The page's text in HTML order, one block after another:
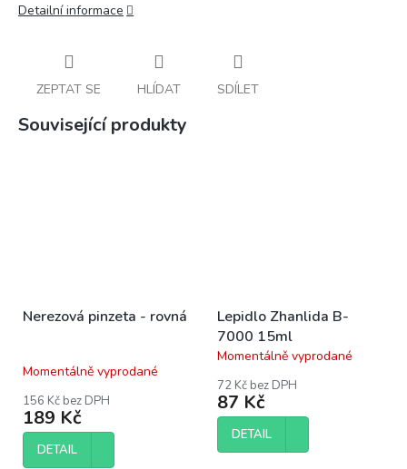
Detailní informace
ZEPTAT SE HLÍDAT SDÍLET
Související produkty
Nerezová pinzeta - rovná
Momentálně vyprodané
156 Kč bez DPH
189 Kč
DETAIL
Lepidlo Zhanlida B-
7000 15ml
Průměrné
produktu
je
3,9
Momentálně vyprodané
72 Kč bez DPH
87 Kč
DETAIL